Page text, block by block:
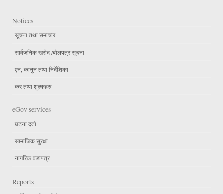
Notices
सूचना तथा समाचार
सार्वजनिक खरीद /बोलपत्र सूचना
एन, कानुन तथा निर्देशिका
कर तथा शुल्कहरु
eGov services
घटना दर्ता
सामाजिक सुरक्षा
नागरिक वडापत्र
Reports